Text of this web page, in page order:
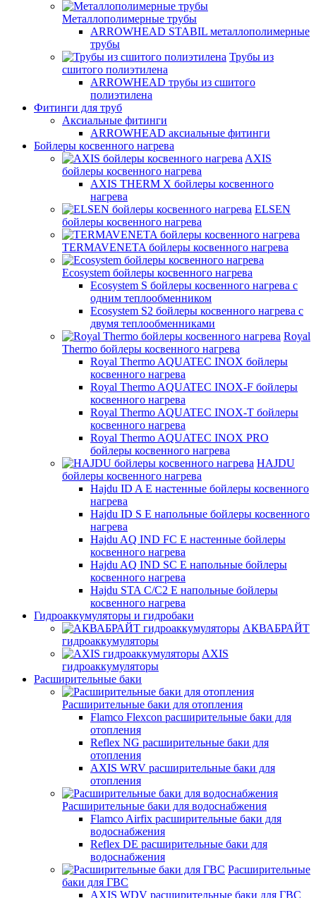
Металлополимерные трубы
ARROWHEAD STABIL металлополимерные
трубы
Трубы из
сшитого полиэтилена
ARROWHEAD трубы из сшитого
полиэтилена
Фитинги для труб
Аксиальные фитинги
ARROWHEAD аксиальные фитинги
Бойлеры косвенного нагрева
AXIS
бойлеры косвенного нагрева
AXIS THERM X бойлеры косвенного
нагрева
ELSEN
бойлеры косвенного нагрева
TERMAVENETA бойлеры косвенного нагрева
Ecosystem бойлеры косвенного нагрева
Ecosystem S бойлеры косвенного нагрева с
одним теплообменником
Ecosystem S2 бойлеры косвенного нагрева с
двумя теплообменниками
Royal
Thermo бойлеры косвенного нагрева
Royal Thermo AQUATEC INOX бойлеры
косвенного нагрева
Royal Thermo AQUATEC INOX-F бойлеры
косвенного нагрева
Royal Thermo AQUATEC INOX-T бойлеры
косвенного нагрева
Royal Thermo AQUATEC INOX PRO
бойлеры косвенного нагрева
HAJDU
бойлеры косвенного нагрева
Hajdu ID A E настенные бойлеры косвенного
нагрева
Hajdu ID S E напольные бойлеры косвенного
нагрева
Hajdu AQ IND FC E настенные бойлеры
косвенного нагрева
Hajdu AQ IND SC E напольные бойлеры
косвенного нагрева
Hajdu STA C/C2 E напольные бойлеры
косвенного нагрева
Гидроаккумуляторы и гидробаки
АКВАБРАЙТ
гидроаккумуляторы
AXIS
гидроаккумуляторы
Расширительные баки
Расширительные баки для отопления
Flamco Flexcon расширительные баки для
отопления
Reflex NG расширительные баки для
отопления
AXIS WRV расширительные баки для
отопления
Расширительные баки для водоснабжения
Flamco Airfix расширительные баки для
водоснабжения
Reflex DЕ расширительные баки для
водоснабжения
Расширительные
баки для ГВС
AXIS WDV расширительные баки для ГВС